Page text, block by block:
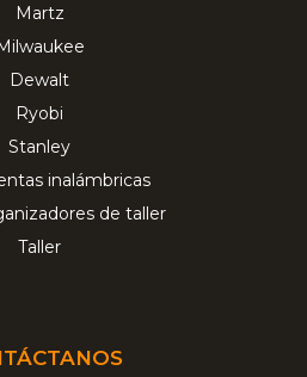
Martz
Milwaukee
Dewalt
Ryobi
Stanley
inalámbricas
de taller
Taller